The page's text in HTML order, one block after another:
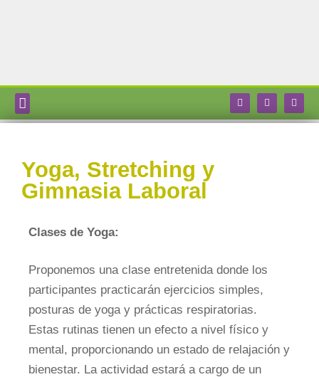
Yoga, Stretching y
Gimnasia Laboral
Clases de Yoga:
Proponemos una clase entretenida donde los
participantes practicarán ejercicios simples,
posturas de yoga y prácticas respiratorias.
Estas rutinas tienen un efecto a nivel físico y
mental, proporcionando un estado de relajación y
bienestar. La actividad estará a cargo de un